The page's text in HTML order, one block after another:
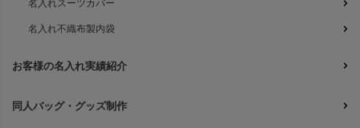
名入れスーツカバー
名入れ不織布製内袋
お客様の名入れ実績紹介
同人バッグ・グッズ制作